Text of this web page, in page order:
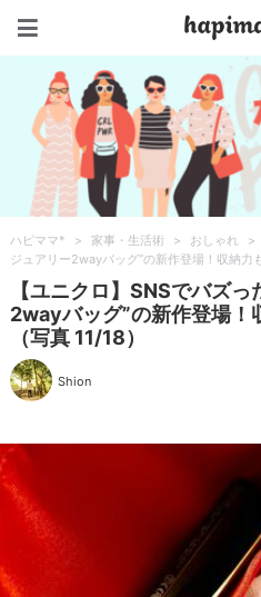
ハピママ* > 家事・生活術 > おしゃれ >
ジュアリー2wayバッグ”の新作登場！収納力
【ユニクロ】SNSでバズ
2wayバッグ”の新作登場！
（写真 11/18）
Shion